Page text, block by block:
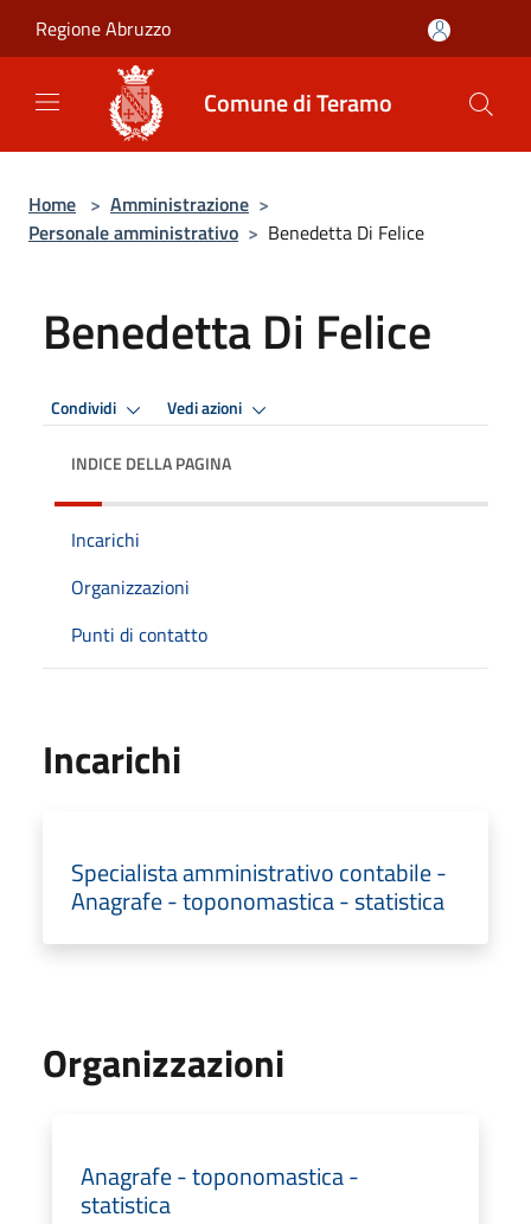
Regione Abruzzo
Comune di Teramo
Home > Amministrazione >
Personale amministrativo > Benedetta Di Felice
Benedetta Di Felice
Condividi Vedi azioni
INDICE DELLA PAGINA
Incarichi
Organizzazioni
Punti di contatto
Incarichi
Specialista amministrativo contabile -
Anagrafe - toponomastica - statistica
Organizzazioni
Anagrafe - toponomastica -
statistica